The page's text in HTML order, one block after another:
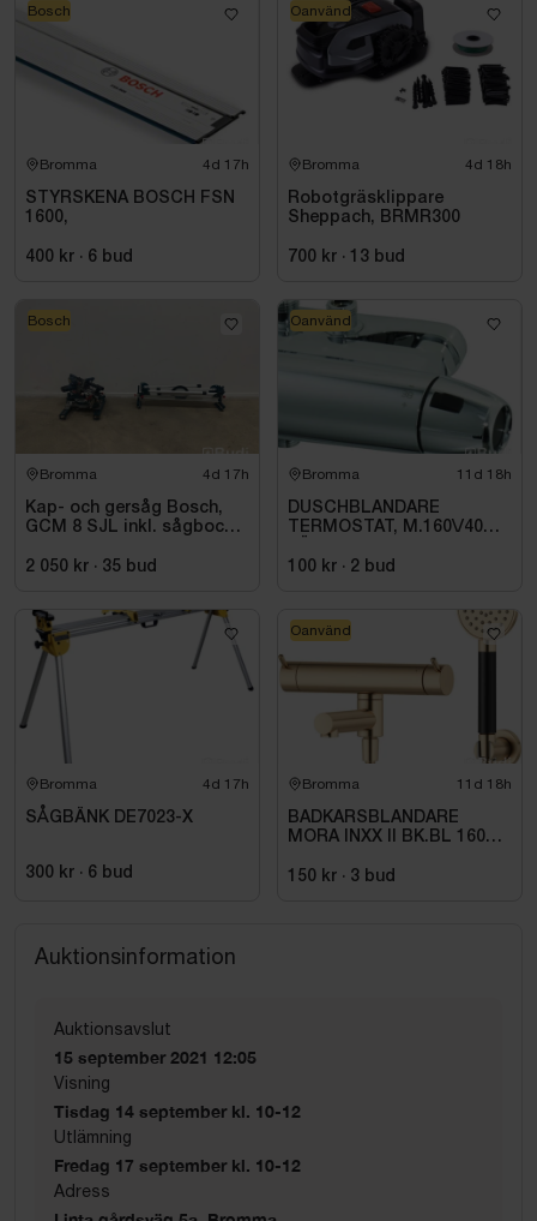
Bromma 4d 17h
STYRSKENA BOSCH FSN
1600,
400 kr · 6 bud
Bosch
Bromma 4d 18h
Robotgräsklippare
Sheppach, BRMR300
700 kr · 13 bud
Oanvänd
Bromma 4d 17h
Kap- och gersåg Bosch,
GCM 8 SJL inkl. sågbock
2 050 kr · 35 bud
Bosch
Bromma 11d 18h
DUSCHBLANDARE
TERMOSTAT, M.160\/40CC
100 kr · 2 bud
Oanvänd
Bromma 4d 17h
SÅGBÄNK DE7023-X
300 kr · 6 bud
Bromma 11d 18h
BADKARSBLANDARE
MORA INXX II BK.BL 160
BORSTAD MÄSSING PVD
150 kr · 3 bud
Oanvänd
Auktionsinformation
Auktionsavslut
15 september 2021 12:05
Visning
Tisdag 14 september kl. 10-12
Utlämning
Fredag 17 september kl. 10-12
Adress